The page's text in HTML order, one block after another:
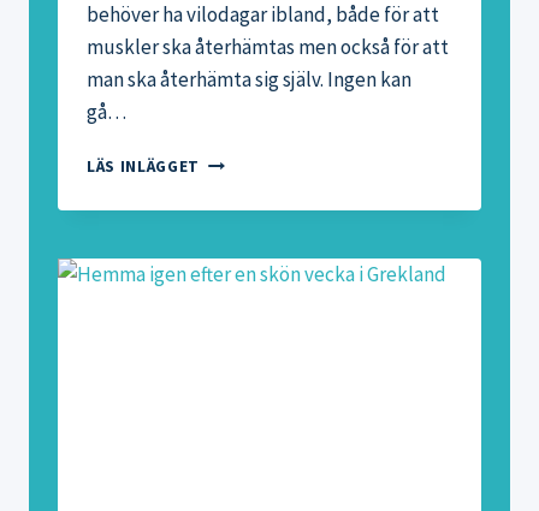
behöver ha vilodagar ibland, både för att
muskler ska återhämtas men också för att
man ska återhämta sig själv. Ingen kan
gå…
LÄS INLÄGGET VILODAG
LUGN
RO